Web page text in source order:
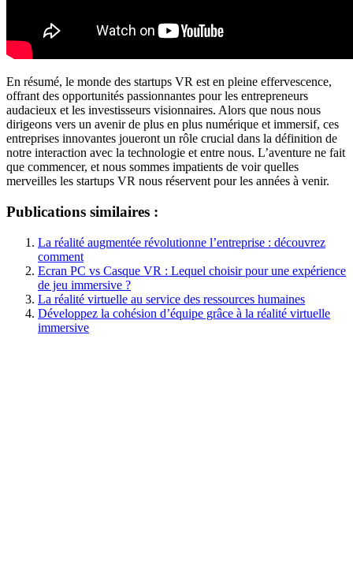
En résumé, le monde des startups VR est en pleine effervescence,
offrant des opportunités passionnantes pour les entrepreneurs
audacieux et les investisseurs visionnaires. Alors que nous nous
dirigeons vers un avenir de plus en plus numérique et immersif, ces
entreprises innovantes joueront un rôle crucial dans la définition de
notre interaction avec la technologie et entre nous. L’aventure ne fait
que commencer, et nous sommes impatients de voir quelles
merveilles les startups VR nous réservent pour les années à venir.
Publications similaires :
La réalité augmentée révolutionne l’entreprise : découvrez
comment
Ecran PC vs Casque VR : Lequel choisir pour une expérience
de jeu immersive ?
La réalité virtuelle au service des ressources humaines
Développez la cohésion d’équipe grâce à la réalité virtuelle
immersive